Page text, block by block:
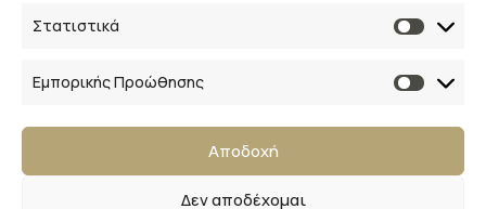
Στατιστικά
Εμπορικής Προώθησης
Αποδοχή
Δεν αποδέχομαι
Ακολουθήστε μας